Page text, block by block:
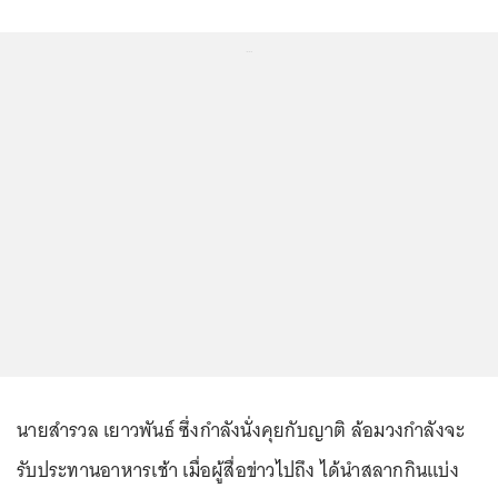
นายสำรวล เยาวพันธ์ ซึ่งกำลังนั่งคุยกับญาติ ล้อมวงกำลังจะ
รับประทานอาหารเช้า เมื่อผู้สื่อข่าวไปถึง ได้นำสลากกินแบ่ง